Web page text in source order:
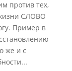
против тех,
СЛОВО
Пример в
же и с